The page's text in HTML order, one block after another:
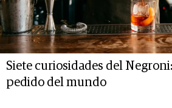
Siete curiosidades del
pedido del mundo